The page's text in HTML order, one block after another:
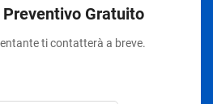
Preventivo Gratuito
ti contatterà a breve.